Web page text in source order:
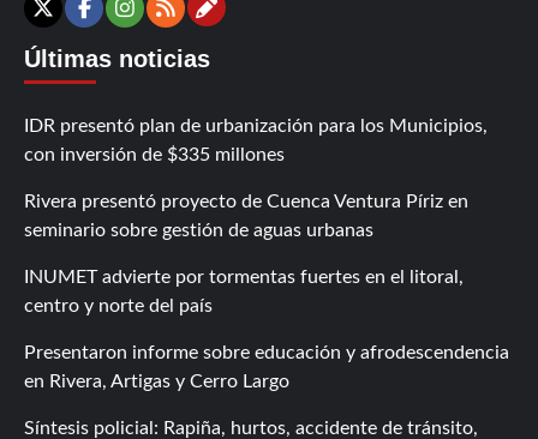
X Facebook
Instagram
RSSContáctanos
Últimas noticias
IDR presentó plan de urbanización para los Municipios,
con inversión de $335 millones
Rivera presentó proyecto de Cuenca Ventura Píriz en
seminario sobre gestión de aguas urbanas
INUMET advierte por tormentas fuertes en el litoral,
centro y norte del país
Presentaron informe sobre educación y afrodescendencia
en Rivera, Artigas y Cerro Largo
Síntesis policial: Rapiña, hurtos, accidente de tránsito,